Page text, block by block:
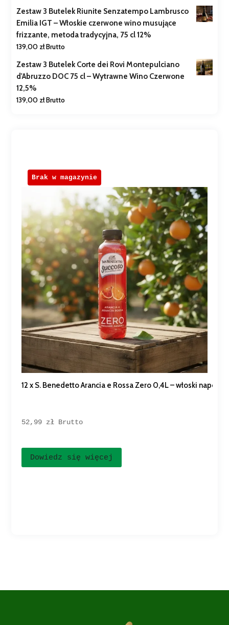
Zestaw 3 Butelek Riunite Senzatempo Lambrusco
Emilia IGT – Włoskie czerwone wino musujące
frizzante, metoda tradycyjna, 75 cl 12%
139,00 złBrutto
Zestaw 3 Butelek Corte dei Rovi Montepulciano
d'Abruzzo DOC 75 cl – Wytrawne Wino Czerwone
12,5%
139,00 złBrutto
12 x S. Benedetto Arancia e Rossa Zero 0,4L – włoski napój
52,99 zł Brutto
Dowiedz się więcej
Brak w magazynie